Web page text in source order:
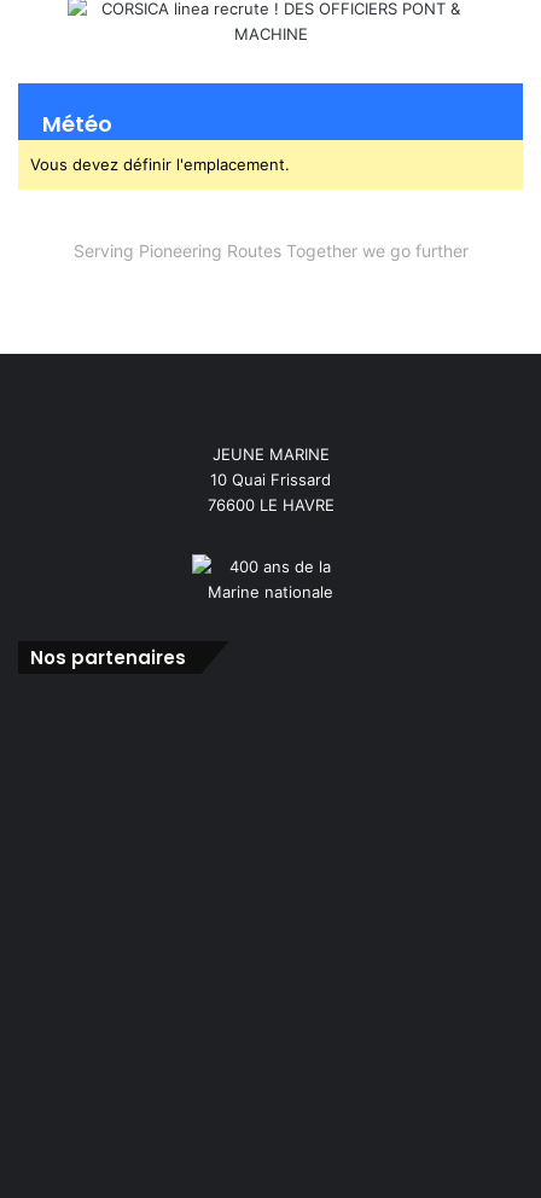
Météo
Vous devez définir l'emplacement.
Serving Pioneering Routes Together we go further
JEUNE MARINE
10 Quai Frissard
76600 LE HAVRE
Nos partenaires